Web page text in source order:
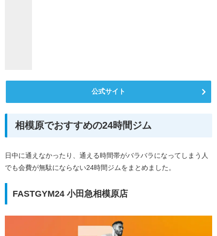
公式サイト
相模原でおすすめの24時間ジム
日中に通えなかったり、通える時間帯がバラバラになってしまう人
でも会費が無駄にならない24時間ジムをまとめました。
FASTGYM24 小田急相模原店